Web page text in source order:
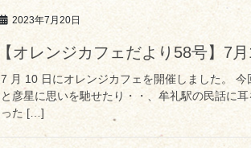
2023年7月20日
【オレンジカフェだより58号】7
7 月 10 日にオレンジカフェを開催しました。
と彦星に思いを馳せたり・・、牟礼駅の民話に
った […]